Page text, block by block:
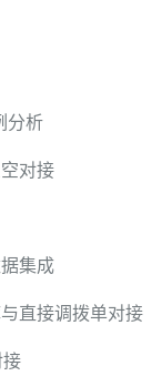
分析
对接
集成
直接调拨单对接